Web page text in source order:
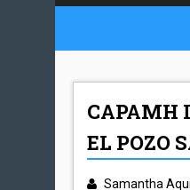
CAPAMH
EL POZO
Samantha